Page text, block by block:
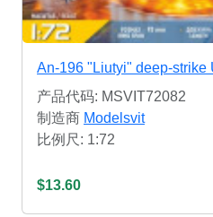
An-196 "Liutyi" deep-strike
产品代码: MSVIT72082
制造商 Modelsvit
比例尺: 1:72
$13.60